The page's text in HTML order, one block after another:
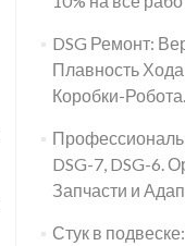
DSG Ремонт:
Плавность
Коробки-Робота.
DSG-7, DSG-6.
Запчасти и
Стук в